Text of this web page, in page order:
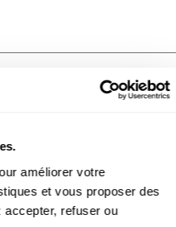
améliorer votre
et vous proposer des
accepter, refuser ou
5CAT. 6
5 €